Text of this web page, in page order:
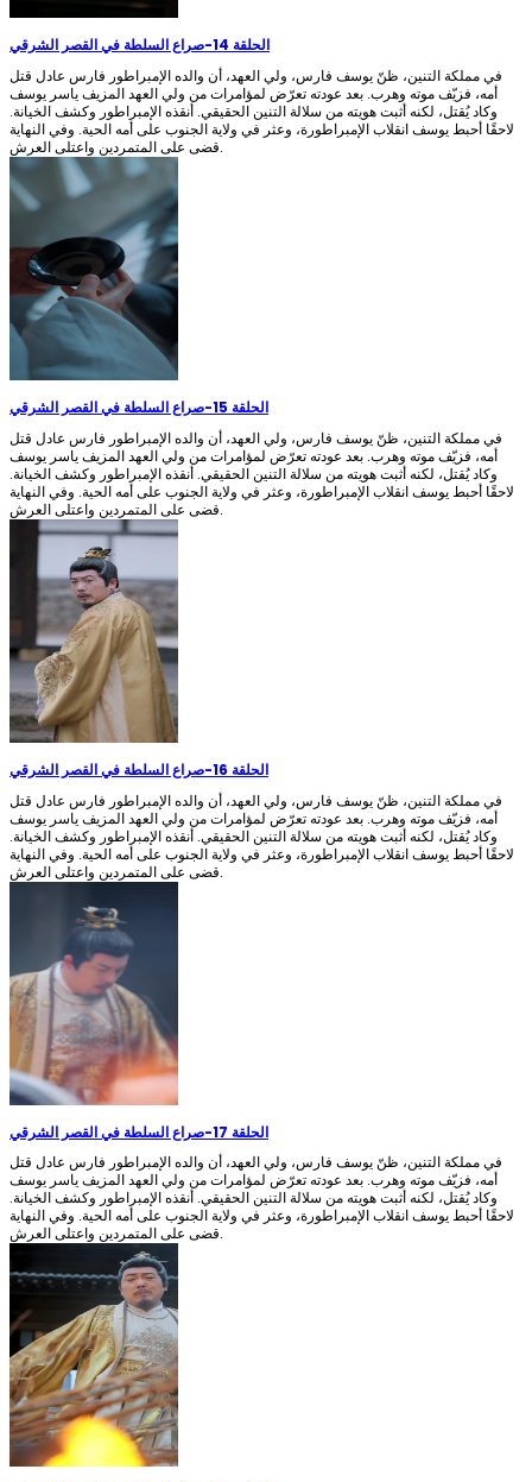
الحلقة 14 -صراع السلطة في القصر الشرقي
في مملكة التنين، ظنّ يوسف فارس، ولي العهد، أن والده الإمبراطور فارس عادل قتل
أمه، فزيّف موته وهرب. بعد عودته تعرّض لمؤامرات من ولي العهد المزيف ياسر يوسف
وكاد يُقتل، لكنه أثبت هويته من سلالة التنين الحقيقي. أنقذه الإمبراطور وكشف الخيانة.
لاحقًا أحبط يوسف انقلاب الإمبراطورة، وعثر في ولاية الجنوب على أمه الحية. وفي النهاية
الحلقة 15 -صراع السلطة في القصر الشرقي
في مملكة التنين، ظنّ يوسف فارس، ولي العهد، أن والده الإمبراطور فارس عادل قتل
أمه، فزيّف موته وهرب. بعد عودته تعرّض لمؤامرات من ولي العهد المزيف ياسر يوسف
وكاد يُقتل، لكنه أثبت هويته من سلالة التنين الحقيقي. أنقذه الإمبراطور وكشف الخيانة.
لاحقًا أحبط يوسف انقلاب الإمبراطورة، وعثر في ولاية الجنوب على أمه الحية. وفي النهاية
الحلقة 16 -صراع السلطة في القصر الشرقي
في مملكة التنين، ظنّ يوسف فارس، ولي العهد، أن والده الإمبراطور فارس عادل قتل
أمه، فزيّف موته وهرب. بعد عودته تعرّض لمؤامرات من ولي العهد المزيف ياسر يوسف
وكاد يُقتل، لكنه أثبت هويته من سلالة التنين الحقيقي. أنقذه الإمبراطور وكشف الخيانة.
لاحقًا أحبط يوسف انقلاب الإمبراطورة، وعثر في ولاية الجنوب على أمه الحية. وفي النهاية
الحلقة 17 -صراع السلطة في القصر الشرقي
في مملكة التنين، ظنّ يوسف فارس، ولي العهد، أن والده الإمبراطور فارس عادل قتل
أمه، فزيّف موته وهرب. بعد عودته تعرّض لمؤامرات من ولي العهد المزيف ياسر يوسف
وكاد يُقتل، لكنه أثبت هويته من سلالة التنين الحقيقي. أنقذه الإمبراطور وكشف الخيانة.
لاحقًا أحبط يوسف انقلاب الإمبراطورة، وعثر في ولاية الجنوب على أمه الحية. وفي النهاية
قضى على المتمردين واعتلى العرش.